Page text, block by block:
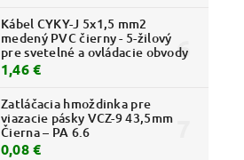
Kábel CYKY-J 5x1,5 mm2
medený PVC čierny - 5-žilový
pre svetelné a ovládacie obvody
1,46 €
Zatláčacia hmoždinka pre
viazacie pásky VCZ-9 43,5mm
Čierna – PA 6.6
0,08 €